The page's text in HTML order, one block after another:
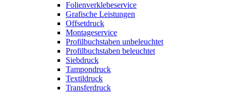
Folienverklebeservice
Grafische Leistungen
Offsetdruck
Montageservice
Profilbuchstaben unbeleuchtet
Profilbuchstaben beleuchtet
Siebdruck
Tampondruck
Textildruck
Transferdruck